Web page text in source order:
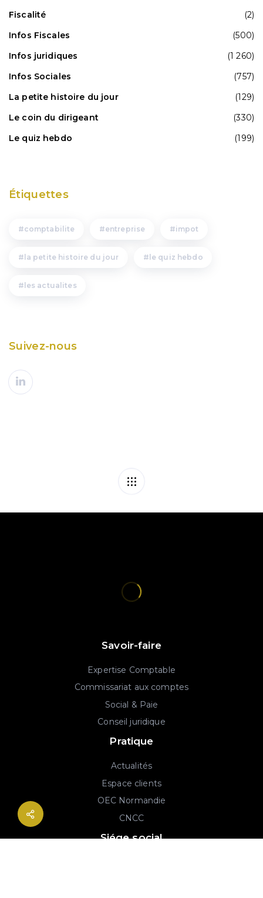
Fiscalité
(2)
Infos Fiscales
(500)
Infos juridiques
(1 260)
Infos Sociales
(757)
La petite histoire du jour
(129)
Le coin du dirigeant
(330)
Le quiz hebdo
(199)
Étiquettes
comptabilite entreprise impot
la petite histoire du jour le quiz hebdo
les actualites
Suivez-nous
Savoir-faire
Expertise Comptable
Commissariat aux comptes
Social & Paie
Conseil juridique
Pratique
Actualités
Espace clients
OEC Normandie
CNCC
Siége social